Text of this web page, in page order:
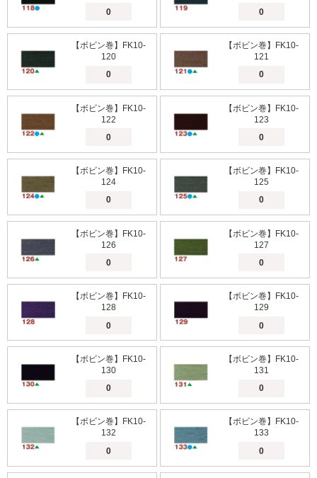
【ボビン巻】FK10-
120
【ボビン巻】FK10-
121
【ボビン巻】FK10-
122
【ボビン巻】FK10-
123
【ボビン巻】FK10-
124
【ボビン巻】FK10-
125
【ボビン巻】FK10-
126
【ボビン巻】FK10-
127
【ボビン巻】FK10-
128
【ボビン巻】FK10-
129
【ボビン巻】FK10-
130
【ボビン巻】FK10-
131
【ボビン巻】FK10-
132
【ボビン巻】FK10-
133